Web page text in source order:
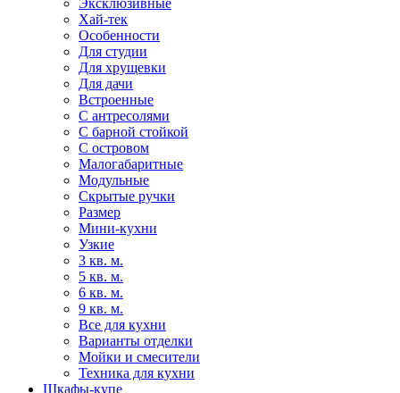
Эксклюзивные
Хай-тек
Особенности
Для студии
Для хрущевки
Для дачи
Встроенные
С антресолями
С барной стойкой
С островом
Малогабаритные
Модульные
Скрытые ручки
Размер
Мини-кухни
Узкие
3 кв. м.
5 кв. м.
6 кв. м.
9 кв. м.
Все для кухни
Варианты отделки
Мойки и смесители
Техника для кухни
Шкафы-купе